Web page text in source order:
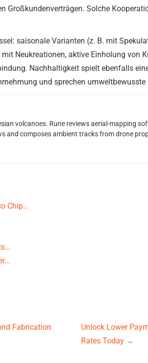
Großkundenverträgen. Solche
saisonale Varianten (z. B. mit
Neukreationen, aktive Einholung von
Nachhaltigkeit spielt ebenfalls
und sprechen umweltbewusste
volcanoes. Rune reviews aerial-mapping
and composes ambient tracks from drone
Chip…
Fabrication
Unlock Lower
Rates Today →